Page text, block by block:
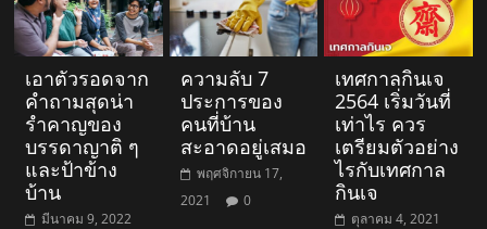
เอาตัวรอดจาก
คำถามสุดน่า
รำคาญของ
บรรดาญาติ ๆ
และป้าข้าง
บ้าน
มีนาคม 9, 2022
ความลับ 7
ประการของ
คนที่บ้าน
สะอาดอยู่เสมอ
พฤศจิกายน 17,
2021
0
เทศกาลกินเจ
2564 เริ่มวันที่
เท่าไร ควร
เตรียมตัวอย่าง
ไรกับเทศกาล
กินเจ
ตุลาคม 4, 2021